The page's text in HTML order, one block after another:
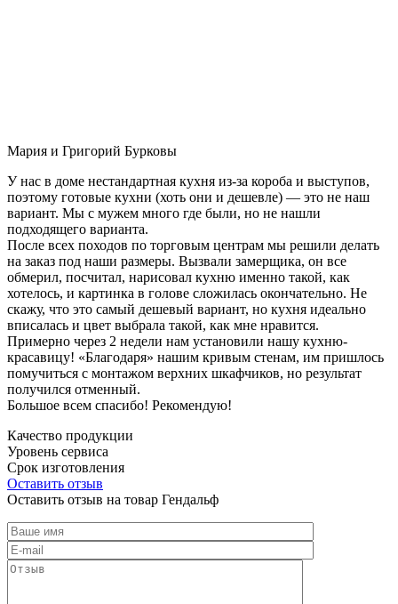
Мария и Григорий Бурковы
У нас в доме нестандартная кухня из-за короба и выступов,
поэтому готовые кухни (хоть они и дешевле) — это не наш
вариант. Мы с мужем много где были, но не нашли
подходящего варианта.
После всех походов по торговым центрам мы решили делать
на заказ под наши размеры. Вызвали замерщика, он все
обмерил, посчитал, нарисовал кухню именно такой, как
хотелось, и картинка в голове сложилась окончательно. Не
скажу, что это самый дешевый вариант, но кухня идеально
вписалась и цвет выбрала такой, как мне нравится.
Примерно через 2 недели нам установили нашу кухню-
красавицу! «Благодаря» нашим кривым стенам, им пришлось
помучиться с монтажом верхних шкафчиков, но результат
получился отменный.
Большое всем спасибо! Рекомендую!
Качество продукции
Уровень сервиса
Срок изготовления
Оставить отзыв
Оставить отзыв на товар Гендальф